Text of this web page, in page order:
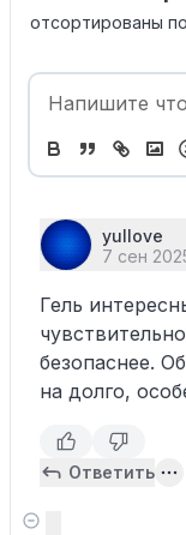
отсортированы по
yullove
7 сен
Гель
безопаснее.
на долго,
Ответить